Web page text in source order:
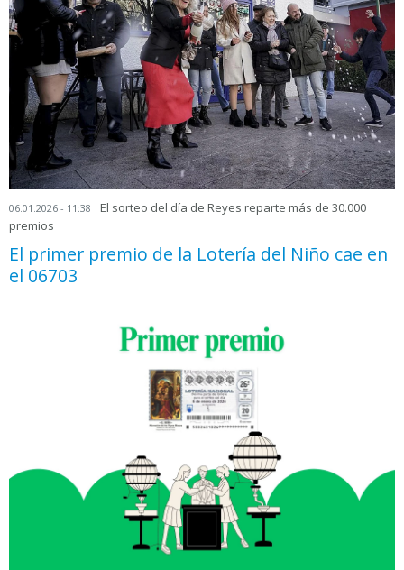
06.01.2026 - 11:38
El sorteo del día de Reyes reparte más de 30.000
premios
El primer premio de la Lotería del Niño cae en
el 06703